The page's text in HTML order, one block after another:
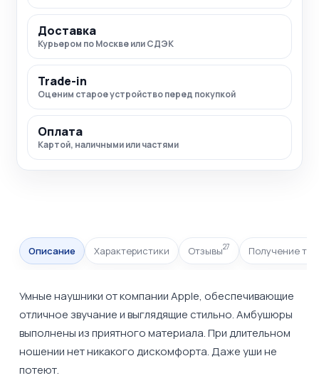
Доставка
Курьером по Москве или СДЭК
Trade-in
Оценим старое устройство перед покупкой
Оплата
Картой, наличными или частями
Описание Характеристики Отзывы27 Получение
Умные наушники от компанииApple, обеспечивающие
отличное звучание и выглядящие стильно. Амбушюры
выполнены из приятного материала. При длительном
ношении нет никакого дискомфорта. Даже уши не
потеют.